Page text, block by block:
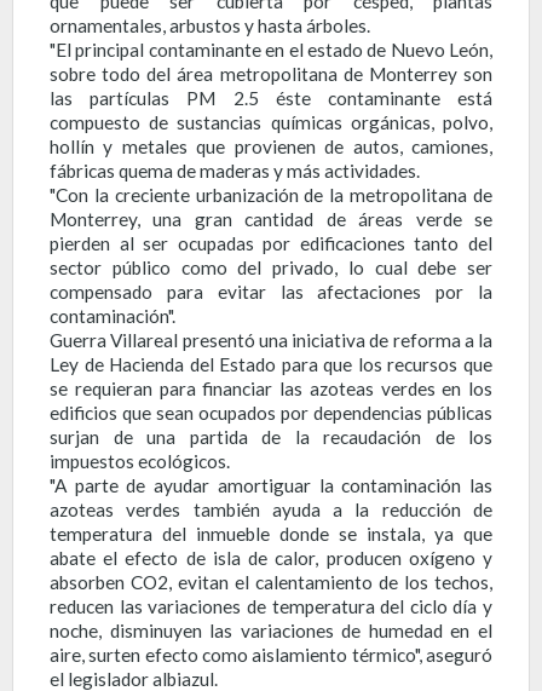
ornamentales, arbustos y hasta árboles.
"El principal contaminante en el estado de Nuevo León,
sobre todo del área metropolitana de Monterrey son
las partículas PM 2.5 éste contaminante está
compuesto de sustancias químicas orgánicas, polvo,
hollín y metales que provienen de autos, camiones,
fábricas quema de maderas y más actividades.
"Con la creciente urbanización de la metropolitana de
Monterrey, una gran cantidad de áreas verde se
pierden al ser ocupadas por edificaciones tanto del
sector público como del privado, lo cual debe ser
compensado para evitar las afectaciones por la
contaminación".
Guerra Villareal presentó una iniciativa de reforma a la
Ley de Hacienda del Estado para que los recursos que
se requieran para financiar las azoteas verdes en los
edificios que sean ocupados por dependencias públicas
surjan de una partida de la recaudación de los
impuestos ecológicos.
"A parte de ayudar amortiguar la contaminación las
azoteas verdes también ayuda a la reducción de
temperatura del inmueble donde se instala, ya que
abate el efecto de isla de calor, producen oxígeno y
absorben CO2, evitan el calentamiento de los techos,
reducen las variaciones de temperatura del ciclo día y
noche, disminuyen las variaciones de humedad en el
aire, surten efecto como aislamiento térmico", aseguró
el legislador albiazul.